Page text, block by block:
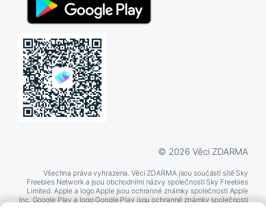
© 2026 Věci ZDARMA
Všechna práva vyhrazena. Věci ZDARMA jsou součástí sítě Sky
Freebies Network a jsou obchodními názvy společnosti Sky Freebies
Limited. Apple a logo Apple jsou ochranné známky společnosti Apple
Inc. Google Play a logo Google Play jsou ochranné známky společnosti